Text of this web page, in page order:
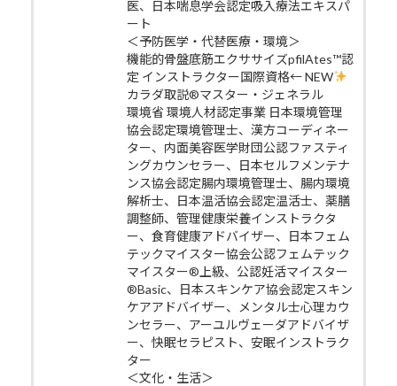
医、日本喘息学会認定吸入療法エキスパ
ート
＜予防医学・代替医療・環境＞
機能的骨盤底筋エクササイズpfilAtes™認
定 インストラクター国際資格← NEW
カラダ取説®マスター・ジェネラル
環境省 環境人材認定事業 日本環境管理
協会認定環境管理士、漢方コーディネー
ター、内面美容医学財団公認ファスティ
ングカウンセラー、日本セルフメンテナ
ンス協会認定腸内環境管理士、腸内環境
解析士、日本温活協会認定温活士、薬膳
調整師、管理健康栄養インストラクタ
ー、食育健康アドバイザー、日本フェム
テックマイスター協会公認フェムテック
マイスター®上級、公認妊活マイスター
®Basic、日本スキンケア協会認定スキン
ケアアドバイザー、メンタル士心理カウ
ンセラー、アーユルヴェーダアドバイザ
ー、快眠セラピスト、安眠インストラク
ター
＜文化・生活＞